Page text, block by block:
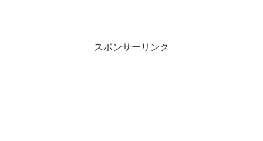
スポンサーリンク